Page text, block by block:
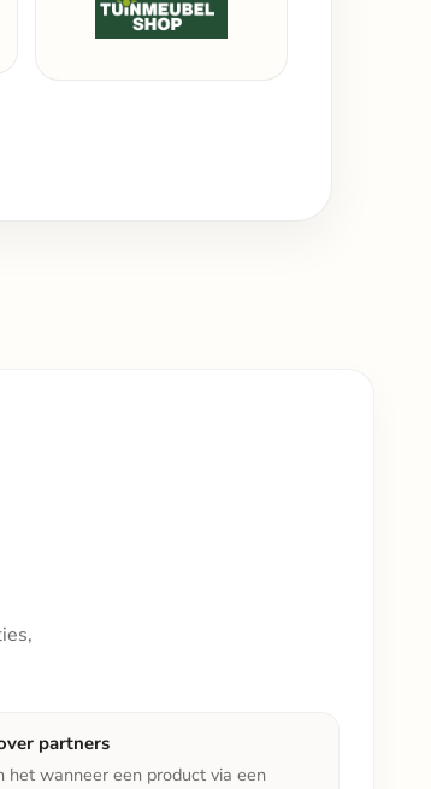
partners
het wanneer een product via een